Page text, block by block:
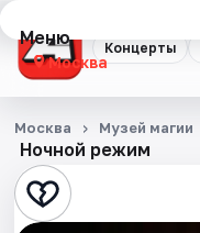
Концерты
Меню
Москва
Концерты
Театр
Стендап
Ночной режим
Москва Музей магии